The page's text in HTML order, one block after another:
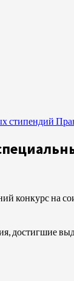
стипендий
конкурс
достигшие